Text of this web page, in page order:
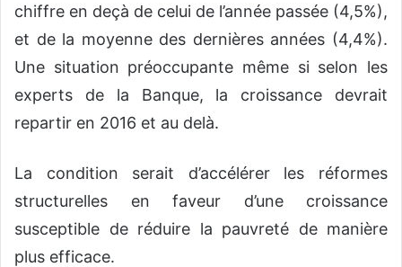
chiffre en deçà de celui de l’année passée (4,5%),
et de la moyenne des dernières années (4,4%).
Une situation préoccupante même si selon les
experts de la Banque, la croissance devrait
repartir en 2016 et au delà.
La condition serait d’accélérer les réformes
structurelles en faveur d’une croissance
susceptible de réduire la pauvreté de manière
plus efficace.